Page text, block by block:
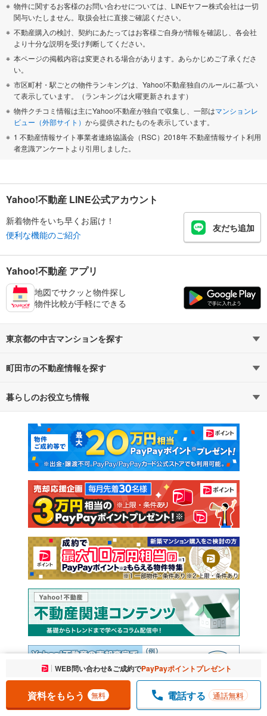
物件に関するお客様のお問い合わせについては、LINEヤフー株式会社は一切
関与いたしません。取扱会社に直接ご確認ください。
不動産購入の検討、契約にあたってはお客様ご自身が情報を確認し、各会社
より十分な説明を受け判断してください。
本ページの掲載内容は変更される場合があります。あらかじめご了承くださ
い。
市区町村・駅ごとの物件ランキングは、Yahoo!不動産独自のルールに基づい
て表示しています。（ランキングは火曜更新されます）
物件クチコミ情報は主にYahoo!不動産が独自で収集し、一部はマンションレ
ビュー（外部サイト） から提供されたものを表示しています。
1 不動産情報サイト事業者連絡協議会（RSC）2018年 不動産情報サイト利用
者意識アンケートより引用しました。
お気に入りに追加しました。 一覧を開く
WEB問い合わせ&ご成約でPayPayポイントプレゼント
資料をもらう 無料 電話する 通話無料
Yahoo!不動産 LINE公式アカウント
新着物件をいち早くお届け！
便利な機能のご紹介
友だち追加
Yahoo!不動産 アプリ
地図でサクッと物件探し
物件比較が手軽にできる
東京都の中古マンションを探す
路線・駅から探す
通勤・通学時間から探す
町田市の不動産情報を探す
不動産・住宅
新築マンション 中古マンション
新築一戸建て 中古一戸建て
注文住宅 土地
売却査定
暮らしのお役立ち情報
マンションカタログ 教えて！住まいの先生